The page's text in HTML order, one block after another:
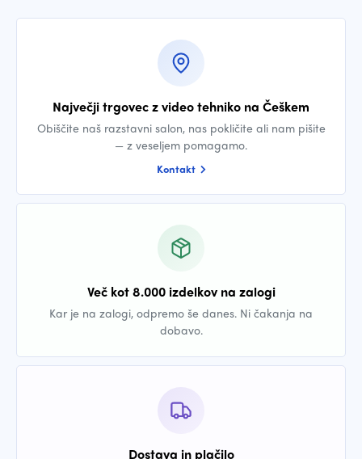
Največji trgovec z video tehniko na Češkem
Obiščite naš razstavni salon, nas pokličite ali nam pišite
— z veseljem pomagamo.
Kontakt
Več kot 8.000 izdelkov na zalogi
Kar je na zalogi, odpremo še danes. Ni čakanja na
dobavo.
Dostava in plačilo